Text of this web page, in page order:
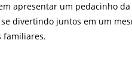
apresentar um pedacinho
divertindo juntos em um
familiares.